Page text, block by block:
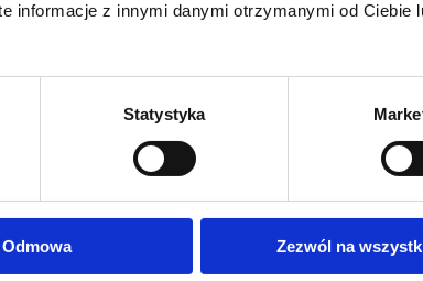
informacje z innymi danymi otrzymanymi od Ciebie
Statystyka
Odmowa Zezwól na